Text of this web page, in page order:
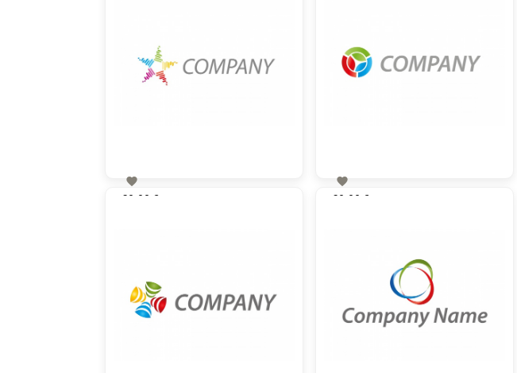

60,00 €

60,00 €